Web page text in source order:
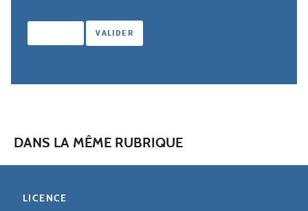
DANS LA MÊME RUBRIQUE
LICENCE